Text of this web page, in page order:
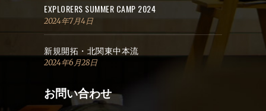
EXPLORERS SUMMER CAMP 2024
2024年7月4日
新規開拓・北関東中本流
2024年6月28日
お問い合わせ